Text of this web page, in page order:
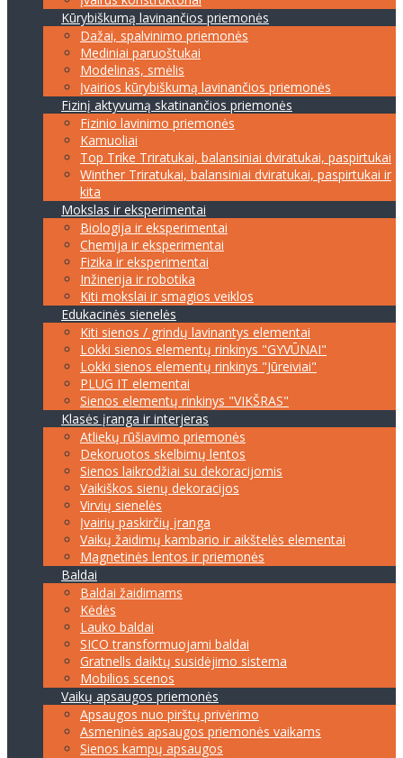
Kūrybiškumą lavinančios priemonės
Dažai, spalvinimo priemonės
Mediniai paruoštukai
Modelinas, smėlis
Įvairios kūrybiškumą lavinančios priemonės
Fizinį aktyvumą skatinančios priemonės
Fizinio lavinimo priemonės
Kamuoliai
Top Trike Triratukai, balansiniai dviratukai, paspirtukai
Winther Triratukai, balansiniai dviratukai, paspirtukai ir
kita
Mokslas ir eksperimentai
Biologija ir eksperimentai
Chemija ir eksperimentai
Fizika ir eksperimentai
Inžinerija ir robotika
Kiti mokslai ir smagios veiklos
Edukacinės sienelės
Kiti sienos / grindų lavinantys elementai
Lokki sienos elementų rinkinys "GYVŪNAI"
Lokki sienos elementų rinkinys "Jūreiviai"
PLUG IT elementai
Sienos elementų rinkinys "VIKŠRAS"
Klasės įranga ir interjeras
Atliekų rūšiavimo priemonės
Dekoruotos skelbimų lentos
Sienos laikrodžiai su dekoracijomis
Vaikiškos sienų dekoracijos
Virvių sienelės
Įvairių paskirčių įranga
Vaikų žaidimų kambario ir aikštelės elementai
Magnetinės lentos ir priemonės
Baldai
Baldai žaidimams
Kėdės
Lauko baldai
SICO transformuojami baldai
Gratnells daiktų susidėjimo sistema
Mobilios scenos
Vaikų apsaugos priemonės
Apsaugos nuo pirštų privėrimo
Asmeninės apsaugos priemonės vaikams
Sienos kampų apsaugos